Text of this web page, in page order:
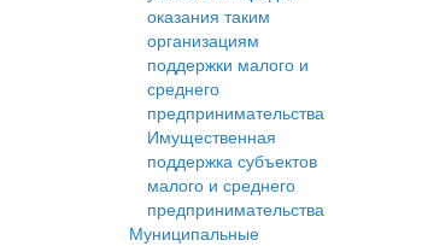
оказания таким
организациям
поддержки малого и
среднего
предпринимательства
Имущественная
поддержка субъектов
малого и среднего
предпринимательства
Муниципальные